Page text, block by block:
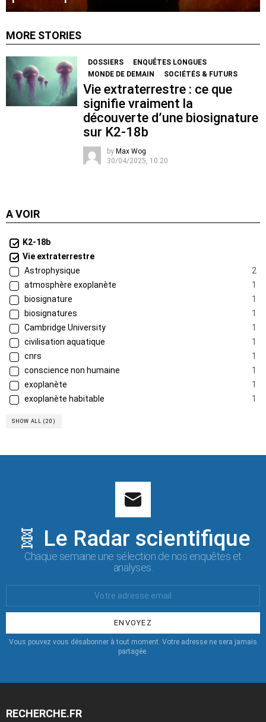
MORE STORIES
DOSSIERS
ENQUÊTES LONGUES
MONDE DE DEMAIN
SOCIÉTÉS & FUTURS
Vie extraterrestre : ce que
signifie vraiment la
découverte d’une biosignature
sur K2-18b
by Max Wog
30/04/2025, 10:20
A VOIR
K2-18b
Vie extraterrestre
Astrophysique
2
atmosphère exoplanète
1
biosignature
1
biosignatures
1
Cambridge University
1
civilisation aquatique
1
cnrs
1
conscience non humaine
1
exoplanète
1
exoplanète habitable
1
SHOW ALL (20)
🧬 Le Radar scientifique
Chaque semaine une sélection de nos enquêtes et
analyses.
:
Vous pouvez vous désabonner à tout moment. Votre adresse ne sera jamais
partagée.
RECHERCHE.FR